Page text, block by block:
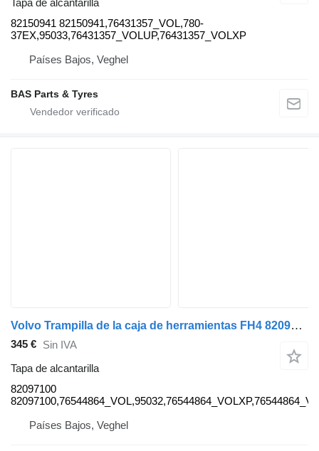
82150941 82150941,76431357_VOL,780-
37EX,95033,76431357_VOLUP,76431357_VOLXP
Países Bajos, Veghel
BAS Parts & Tyres
Volvo Trampilla de la caja de herramientas FH4 82097100 tapa de alcantarilla para Volvo FH4 cabeza tractora
345 € Sin IVA
Tapa de alcantarilla
82097100
Países Bajos, Veghel